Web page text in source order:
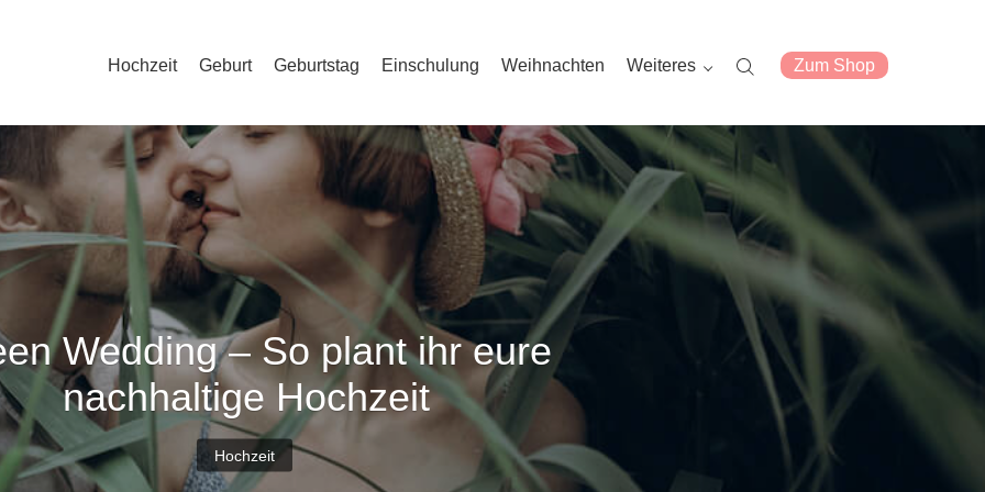
Hochzeit Geburt Geburtstag Einschulung Weihnachten Weiteres Zum Shop
Wedding – So plant ihr eure
nachhaltige Hochzeit
Hochzeit